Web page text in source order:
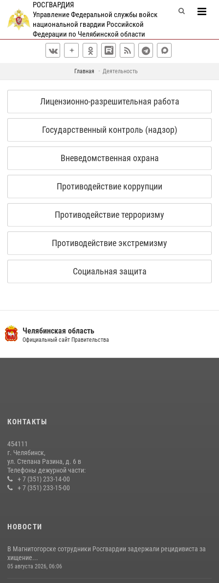
РОСГВАРДИЯ
Управление Федеральной службы войск
национальной гвардии Российской
Федерации по Челябинской области
Главная Деятельность
Лицензионно-разрешительная работа
Государственный контроль (надзор)
Вневедомственная охрана
Противодействие коррупции
Противодействие терроризму
Противодействие экстремизму
Социальная защита
Челябинская область
Официальный сайт Правительства
КОНТАКТЫ
454111
г. Челябинск,
ул. Степана Разина, д. 6 в
Телефоны дежурной части:
+ 7 (351) 233-14-00
+ 7 (351) 233-15-00
НОВОСТИ
В Магнитогорске сотрудники Росгвардии задержали рецидивиста за
хищение...
05 августа 2026, 06:06